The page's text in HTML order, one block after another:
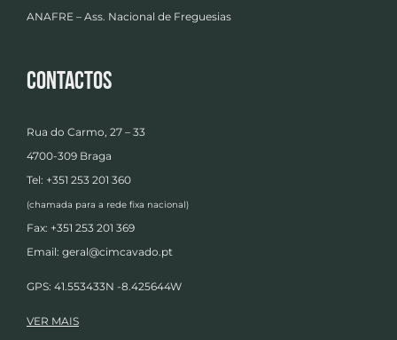
ANAFRE – Ass. Nacional de Freguesias
Contactos
Rua do Carmo, 27 – 33
4700-309 Braga
Tel: +351 253 201 360
(chamada para a rede fixa nacional)
Fax: +351 253 201 369
Email: geral@cimcavado.pt
GPS: 41.553433N -8.425644W
VER MAIS